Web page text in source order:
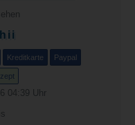
Kreditkarte Paypal
04:39 Uhr